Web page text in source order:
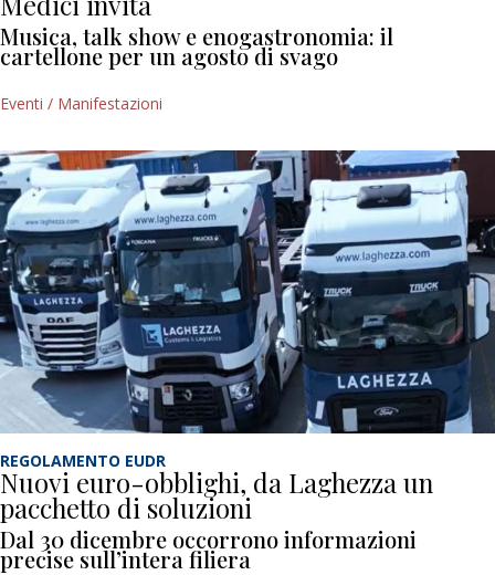
Musica, talk show e enogastronomia: il
cartellone per un agosto di svago
Eventi / Manifestazioni
REGOLAMENTO EUDR
Nuovi euro-obblighi, da Laghezza un
pacchetto di soluzioni
Dal 30 dicembre occorrono informazioni
precise sull’intera filiera